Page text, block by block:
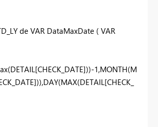
de VAR DataMaxDate ( VAR
1,MONTH(M